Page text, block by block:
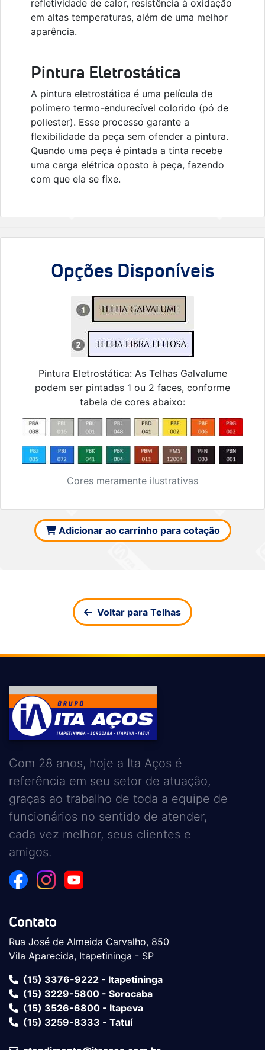
refletividade de calor, resistência à oxidação
em altas temperaturas, além de uma melhor
aparência.
Pintura Eletrostática
A pintura eletrostática é uma película de
polímero termo-endurecível colorido (pó de
poliester). Esse processo garante a
flexibilidade da peça sem ofender a pintura.
Quando uma peça é pintada a tinta recebe
uma carga elétrica oposto à peça, fazendo
com que ela se fixe.
Opções Disponíveis
Pintura Eletrostática: As Telhas Galvalume
podem ser pintadas 1 ou 2 faces, conforme
tabela de cores abaixo:
Cores meramente ilustrativas
Adicionar ao carrinho para cotação
Voltar para Telhas
Com 28 anos, hoje a Ita Aços é
referência em seu setor de atuação,
graças ao trabalho de toda a equipe de
funcionários no sentido de atender,
cada vez melhor, seus clientes e
amigos.
Contato
Rua José de Almeida Carvalho, 850
Vila Aparecida, Itapetininga - SP
(15) 3376-9222 - Itapetininga
(15) 3229-5800 - Sorocaba
(15) 3526-6800 - Itapeva
(15) 3259-8333 - Tatuí